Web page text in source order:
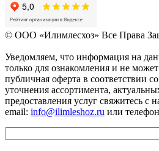
© OOO «Илимлесхоз» Все Права
Уведомляем, что информация на
только для ознакомления и не
публичная оферта в соответствии
уточнения ассортимента,
предоставления услуг свяжитесь
email: info@ilimleshoz.ru или